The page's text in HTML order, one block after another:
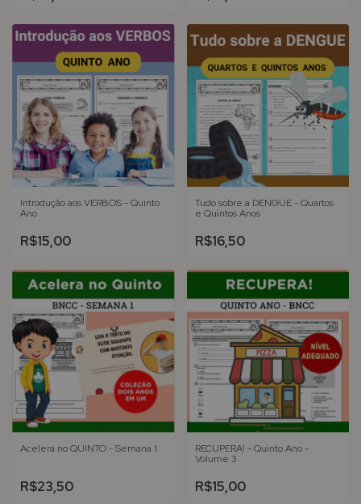
Introdução aos VERBOS - Quinto
Ano
R$15,00
Tudo sobre a DENGUE - Quartos
e Quintos Anos
R$16,50
Acelera no QUINTO - Semana 1
R$23,50
RECUPERA! - Quinto Ano -
Volume 3
R$15,00